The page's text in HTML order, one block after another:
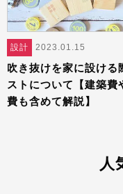
設計 2023.01.15
吹き抜けを家に設ける
ストについて【建築費
費も含めて解説】
人